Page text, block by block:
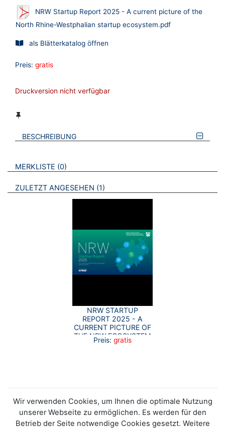
NRW Startup Report 2025 - A current picture of the
North Rhine-Westphalian startup ecosystem.pdf
als Blätterkatalog öffnen
Preis: gratis
Druckversion nicht verfügbar
BESCHREIBUNG
VERWEISE AUF VERMERKTE- ODER ZULETZT ANGESEHENE
MERKLISTE 0 BROSCHÜREN
ZULETZT ANGESEHEN 1 BROSCHÜREN
NRW STARTUP
REPORT 2025 - A
CURRENT PICTURE OF
THE NRW ECOSYSTEM
Preis: gratis
Wir verwenden Cookies, um Ihnen die optimale Nutzung
unserer Webseite zu ermöglichen. Es werden für den
Betrieb der Seite notwendige Cookies gesetzt. Weitere